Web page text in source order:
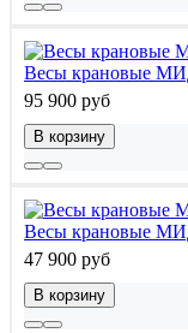
Весы крановые
95 900 руб
В корзину
Весы крановые
47 900 руб
В корзину